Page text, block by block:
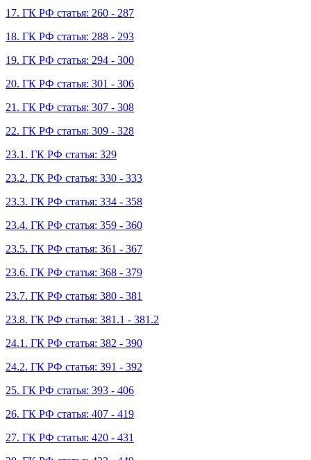
17. ГК РФ статья: 260 - 287
18. ГК РФ статья: 288 - 293
19. ГК РФ статья: 294 - 300
20. ГК РФ статья: 301 - 306
21. ГК РФ статья: 307 - 308
22. ГК РФ статья: 309 - 328
23.1. ГК РФ статья: 329
23.2. ГК РФ статья: 330 - 333
23.3. ГК РФ статья: 334 - 358
23.4. ГК РФ статья: 359 - 360
23.5. ГК РФ статья: 361 - 367
23.6. ГК РФ статья: 368 - 379
23.7. ГК РФ статья: 380 - 381
23.8. ГК РФ статья: 381.1 - 381.2
24.1. ГК РФ статья: 382 - 390
24.2. ГК РФ статья: 391 - 392
25. ГК РФ статья: 393 - 406
26. ГК РФ статья: 407 - 419
27. ГК РФ статья: 420 - 431